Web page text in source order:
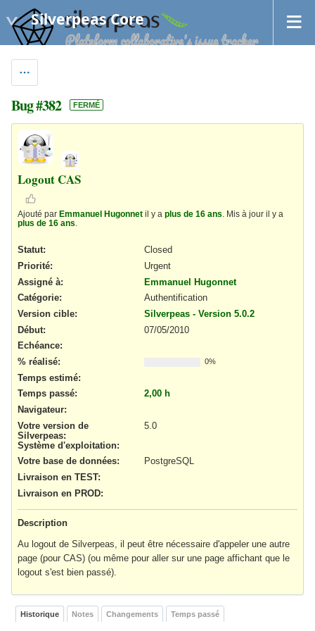
Silverpeas Core
Bug #382 FERMÉ
Logout CAS
Ajouté par Emmanuel Hugonnet il y a plus de 16 ans . Mis à jour il y a
plus de 16 ans
Statut:
Closed
Priorité:
Urgent
Assigné à:
Emmanuel Hugonnet
Catégorie:
Authentification
Version cible:
Silverpeas - Version 5.0.2
Début:
07/05/2010
Echéance:
% réalisé:
0%
Temps estimé:
Temps passé:
2,00 h
Navigateur:
Votre version de
Silverpeas:
5.0
Système d'exploitation:
Votre base de données:
PostgreSQL
Livraison en TEST:
Livraison en PROD:
Description
Au logout de Silverpeas, il peut être nécessaire d'appeler une autre
page (pour CAS) (ou même pour aller sur une page affichant que le
logout s'est bien passé).
Historique Notes Changements Temps passé